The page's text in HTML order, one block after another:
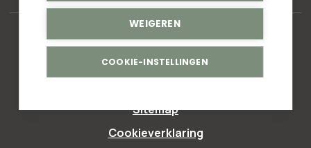
© Copyright 2026,Bedankjes.nl. All rights reserved
Sitemap
Cookieverklaring
WEIGEREN
COOKIE-INSTELLINGEN